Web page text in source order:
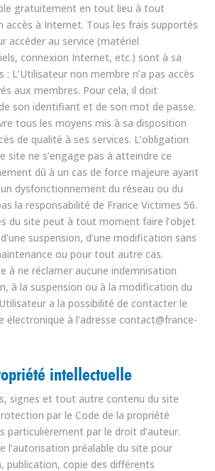
gratuitement en tout lieu à tout
accès à Internet. Tous les frais supportés
accéder au service (matériel
connexion Internet, etc.) sont à sa
: L’Utilisateur non membre n’a pas accès
aux membres. Pour cela, il doit
de son identifiant et de son mot de passe.
tous les moyens mis à sa disposition
de qualité à ses services. L’obligation
site ne s’engage pas à atteindre ce
dû à un cas de force majeure ayant
dysfonctionnement du réseau ou du
la responsabilité de France Victimes 56.
du site peut à tout moment faire l’objet
suspension, d’une modification sans
ou pour tout autre cas.
à ne réclamer aucune indemnisation
à la suspension ou à la modification du
a la possibilité de contacter le
électronique à l’adresse contact@france-
intellectuelle
signes et tout autre contenu du site
par le Code de la propriété
particulièrement par le droit d’auteur.
l’autorisation préalable du site pour
publication, copie des différents